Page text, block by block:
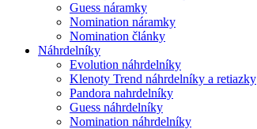
Guess náramky
Nomination náramky
Nomination články
Náhrdelníky
Evolution náhrdelníky
Klenoty Trend náhrdelníky a retiazky
Pandora nahrdelníky
Guess náhrdelníky
Nomination náhrdelníky